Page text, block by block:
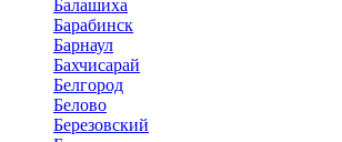
Балашиха
Барабинск
Барнаул
Бахчисарай
Белгород
Белово
Березовский